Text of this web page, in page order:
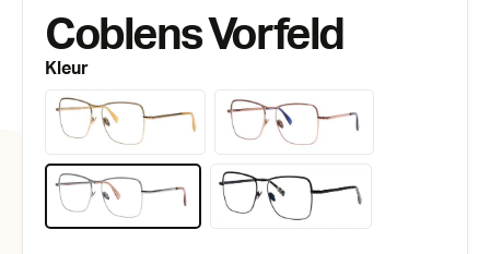
Coblens Vorfeld
Kleur